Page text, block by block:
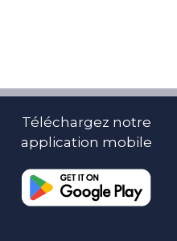
Téléchargez notre
application mobile